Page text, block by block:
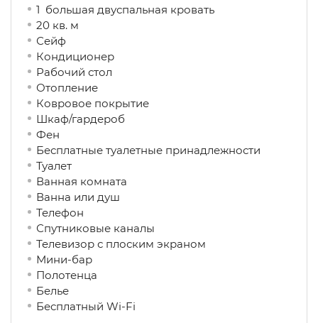
1 большая двуспальная кровать
20 кв. м
Сейф
Кондиционер
Рабочий стол
Отопление
Ковровое покрытие
Шкаф/гардероб
Фен
Бесплатные туалетные принадлежности
Туалет
Ванная комната
Ванна или душ
Телефон
Спутниковые каналы
Телевизор с плоским экраном
Мини-бар
Полотенца
Белье
Бесплатный Wi-Fi